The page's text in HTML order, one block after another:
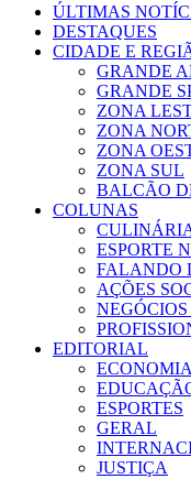
ÚLTIMAS
DESTAQUES
CIDADE E
GRANDE
GRANDE
ZONA
ZONA
ZONA
ZONA SUL
BALCÃO
COLUNAS
ESPORTE
FALANDO
AÇÕES
EDITORIAL
ECONOMIA
ESPORTES
GERAL
JUSTIÇA